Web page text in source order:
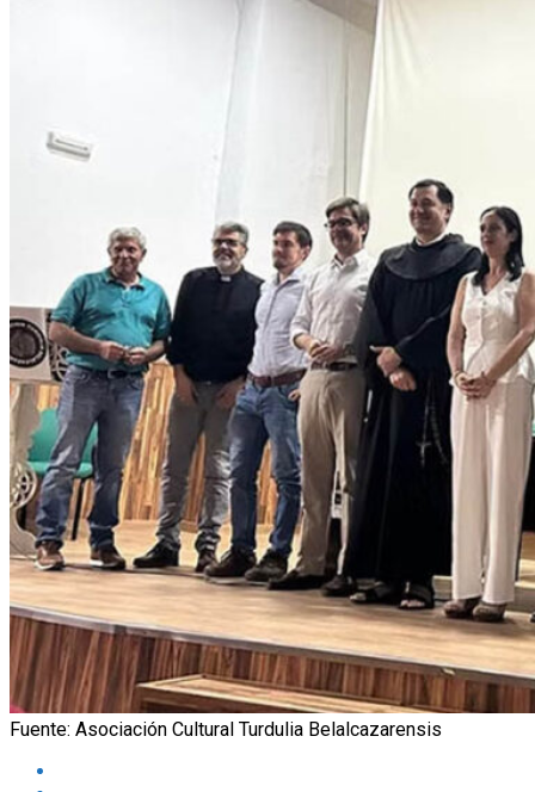
Fuente: Asociación Cultural Turdulia Belalcazarensis